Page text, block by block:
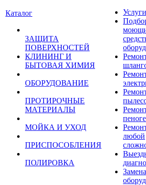
Каталог
ЗАЩИТА
ПОВЕРХНОСТЕЙ
КЛИНИНГ И
БЫТОВАЯ ХИМИЯ
ОБОРУДОВАНИЕ
ПРОТИРОЧНЫЕ
МАТЕРИАЛЫ
МОЙКА И УХОД
ПРИСПОСОБЛЕНИЯ
ПОЛИРОВКА
Услуги
любой